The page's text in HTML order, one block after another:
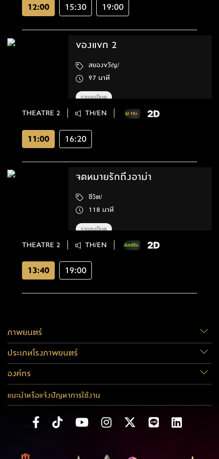
12:00 15:30 19:00
ของแขก 2
สยองขวัญ/
97 นาที
รายละเอียด
THEATRE 2 TH/EN
11:00 16:20
จดหมายรักถึงอาม่า
ชีวิต/
118 นาที
รายละเอียด
THEATRE 2 TH/EN
13:40 19:00
ภาพยนตร์
ประเภทโรงภาพยนตร์
องค์กร
แนะนำหรือแจ้งปัญหาการใช้งาน